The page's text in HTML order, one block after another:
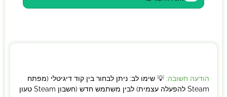
הודעה חשובה: 💡 שימו לב: ניתן לבחור בין קוד דיגיטלי (מפתח
Steam להפעלה עצמית) לבין משתמש חדש (חשבון Steam טעון